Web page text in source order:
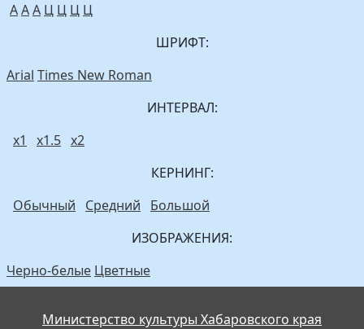
AAA Ц Ц Ц Ц
ШРИФТ:
Arial Times New Roman
ИНТЕРВАЛ:
х1
х1.5 х2
КЕРНИНГ:
Обычный
Средний
Большой
ИЗОБРАЖЕНИЯ:
Черно-белые Цветные
Министерство культуры Хабаровского края